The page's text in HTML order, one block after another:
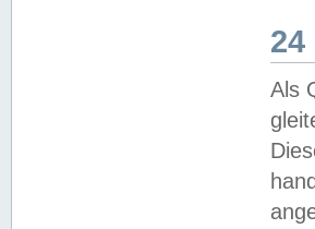
Als